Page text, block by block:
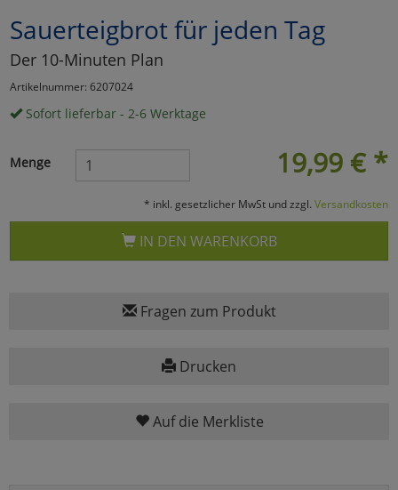
Sauerteigbrot für jeden Tag
Der 10-Minuten Plan
Artikelnummer: 6207024
Sofort lieferbar - 2-6 Werktage
19,99 € *
Menge
* inkl. gesetzlicher MwSt und zzgl. Versandkosten
IN DEN WARENKORB
Fragen zum Produkt
Drucken
Auf die Merkliste
Marketing
Umfragetools
Cookies
Alle Akzeptieren
Cookies
zurückzu Haupptseite